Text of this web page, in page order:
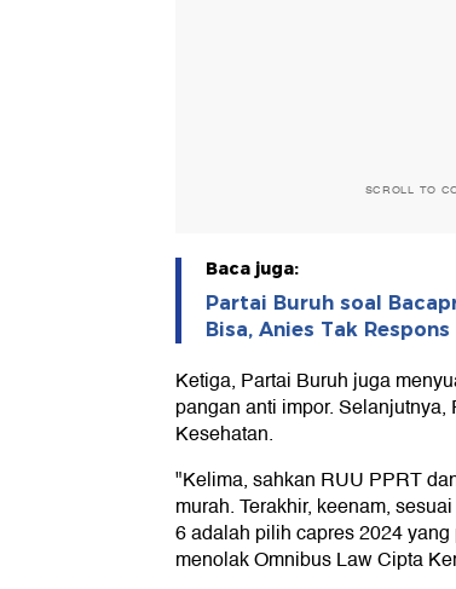
SCROLL TO
Baca juga:
Partai Buruh soal
Bisa, Anies Tak Respons
Ketiga, Partai Buruh juga
pangan anti impor.
Kesehatan.
"Kelima, sahkan RUU PPRT
murah. Terakhir, keenam,
6 adalah pilih capres 2024
menolak Omnibus Law Cipta